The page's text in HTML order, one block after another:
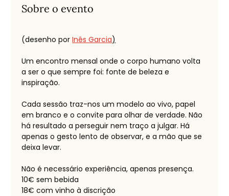
Sobre o evento
(desenho por Inês Garcia)
Um encontro mensal onde o corpo humano volta
a ser o que sempre foi: fonte de beleza e
inspiração.
Cada sessão traz-nos um modelo ao vivo, papel
em branco e o convite para olhar de verdade. Não
há resultado a perseguir nem traço a julgar. Há
apenas o gesto lento de observar, e a mão que se
deixa levar.
Não é necessário experiência, apenas presença.
10€ sem bebida
18€ com vinho à discrição